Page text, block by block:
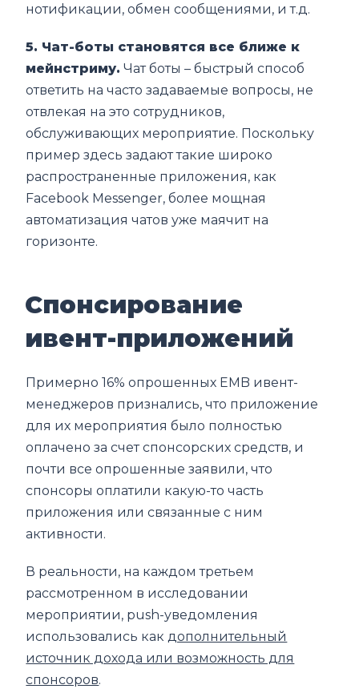
нотификации, обмен сообщениями, и т.д.
5. Чат-боты становятся все ближе к
мейнстриму. Чат боты – быстрый способ
ответить на часто задаваемые вопросы, не
отвлекая на это сотрудников,
обслуживающих мероприятие. Поскольку
пример здесь задают такие широко
распространенные приложения, как
Facebook Messenger, более мощная
автоматизация чатов уже маячит на
горизонте.
Спонсирование
ивент-приложений
Примерно 16% опрошенных EMB ивент-
менеджеров признались, что приложение
для их мероприятия было полностью
оплачено за счет спонсорских средств, и
почти все опрошенные заявили, что
спонсоры оплатили какую-то часть
приложения или связанные с ним
активности.
В реальности, на каждом третьем
рассмотренном в исследовании
мероприятии, push-уведомления
использовались какдополнительный
источник дохода или возможность для
спонсоров.